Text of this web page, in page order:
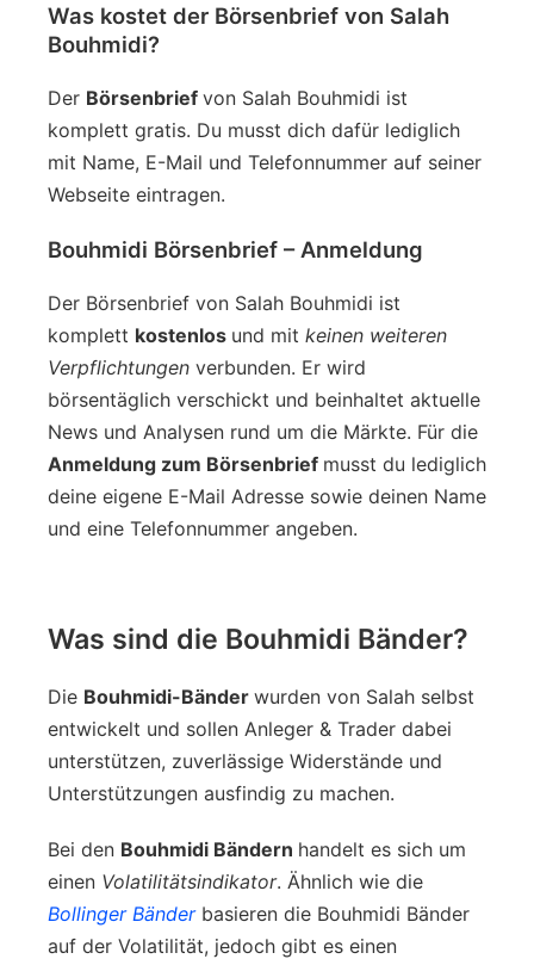
Was kostet der Börsenbrief von Salah
Bouhmidi?
Der Börsenbrief von Salah Bouhmidi ist
komplett gratis. Du musst dich dafür lediglich
mit Name, E-Mail und Telefonnummer auf seiner
Webseite eintragen.
Bouhmidi Börsenbrief – Anmeldung
Der Börsenbrief von Salah Bouhmidi ist
komplett kostenlos und mit keinen weiteren
Verpflichtungen verbunden. Er wird
börsentäglich verschickt und beinhaltet aktuelle
News und Analysen rund um die Märkte. Für die
Anmeldung zum Börsenbrief musst du lediglich
deine eigene E-Mail Adresse sowie deinen Name
und eine Telefonnummer angeben.
Was sind die Bouhmidi Bänder?
Die Bouhmidi-Bänder wurden von Salah selbst
entwickelt und sollen Anleger & Trader dabei
unterstützen, zuverlässige Widerstände und
Unterstützungen ausfindig zu machen.
Bei den Bouhmidi Bändern handelt es sich um
einen Volatilitätsindikator. Ähnlich wie die
Bollinger Bänder basieren die Bouhmidi Bänder
auf der Volatilität, jedoch gibt es einen